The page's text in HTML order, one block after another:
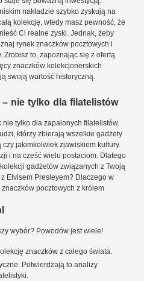
nakładzie szybko zyskują na
kolekcję, wtedy masz pewność, że
Ci realne zyski. Jednak, żeby
rynek znaczków pocztowych i
Zrobisz to, zapoznając się z ofertą
znaczków kolekcjonerskich
swoją wartość historyczną.
nie tylko dla filatelistów
nie tylko dla zapalonych filatelistów.
którzy zbierają wszelkie gadżety
jakimkolwiek zjawiskiem kultury.
i na cześć wielu postaciom. Dlatego
gadżetów związanych z Twoją
Elvisem Presleyem? Dlaczego w
pocztowych z królem
wybór? Powodów jest wiele!
znaczków z całego świata.
Potwierdzają to analizy